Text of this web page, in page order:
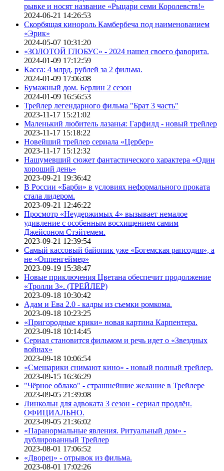
рывке и носят название «Рыцари семи Королевств!»
2024-06-21 14:26:53
Скорбящая кинороль Камбербеча под наименованием
«Эрик»
2024-05-07 10:31:20
«ЗОЛОТОЙ ГЛОБУС» - 2024 нашел своего фаворита.
2024-01-09 17:12:59
Касса: 4 млрд. рублей за 2 фильма.
2024-01-09 17:06:08
Бумажный дом. Берлин 2 сезон
2024-01-09 16:56:53
Трейлер легендарного фильма "Брат 3 часть"
2023-11-17 15:21:02
Маленький любитель лазанья: Гарфилд - новый трейлер
2023-11-17 15:18:22
Новейший трейлер сериала «Цербер»
2023-11-17 15:12:32
Нашумевший сюжет фантастического характера «Один
хороший день»
2023-09-21 19:36:42
В России «Барби» в условиях неформального проката
стала лидером.
2023-09-21 12:46:22
Просмотр «Неудержимых 4» вызывает немалое
удивление с особенным восхищением самим
Джейсоном Стэйтемем.
2023-09-21 12:39:54
Самый кассовый байопик уже «Богемская рапсодия», а
не «Оппенгеймер»
2023-09-19 15:38:47
Новые приключения Цветана обеспечит продолжение
«Тролли 3». (ТРЕЙЛЕР)
2023-09-18 10:30:42
Адам и Ева 2.0 - кадры из съемки ромкома.
2023-09-18 10:23:25
«Пригородные крики» новая картина Карпентера.
2023-09-18 10:14:45
Сериал становится фильмом и речь идет о «Звездных
войнах»
2023-09-18 10:06:54
«Смешарики снимают кино» - новый полный трейлер.
2023-09-15 16:36:29
"Чёрное облако" - страшнейшие желание в Трейлере
2023-09-05 21:39:08
Линкольн для адвоката 3 сезон - сериал продлён.
ОФИЦИАЛЬНО.
2023-09-05 21:36:02
«Паранормальные явления. Ритуальный дом» -
дублированный Трейлер
2023-08-01 17:06:52
«Дворец» - отрывок из фильма.
2023-08-01 17:02:26